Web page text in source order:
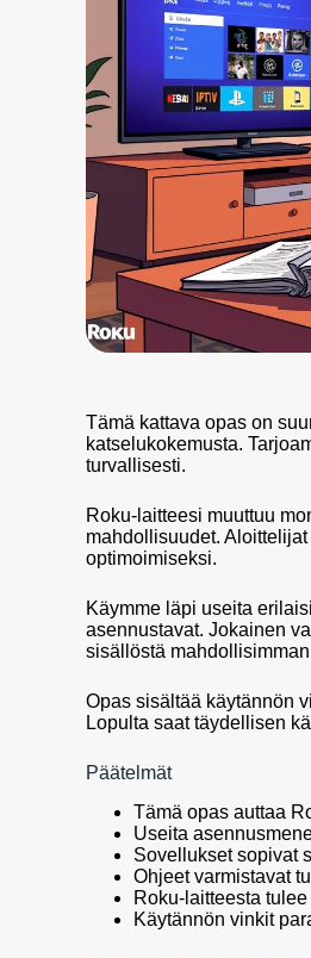
Tämä kattava opas on
katselukokemusta.
turvallisesti.
Roku-laitteesi muuttuu
mahdollisuudet.
optimoimiseksi.
Käymme läpi useita
asennustavat. Jokainen
sisällöstä
Opas sisältää käytännön
Lopulta saat täydellisen
Päätelmät
Tämä opas auttaa
Useita
Sovellukset sopivat
Ohjeet varmistavat
Roku-laitteesta
Käytännön vinkit